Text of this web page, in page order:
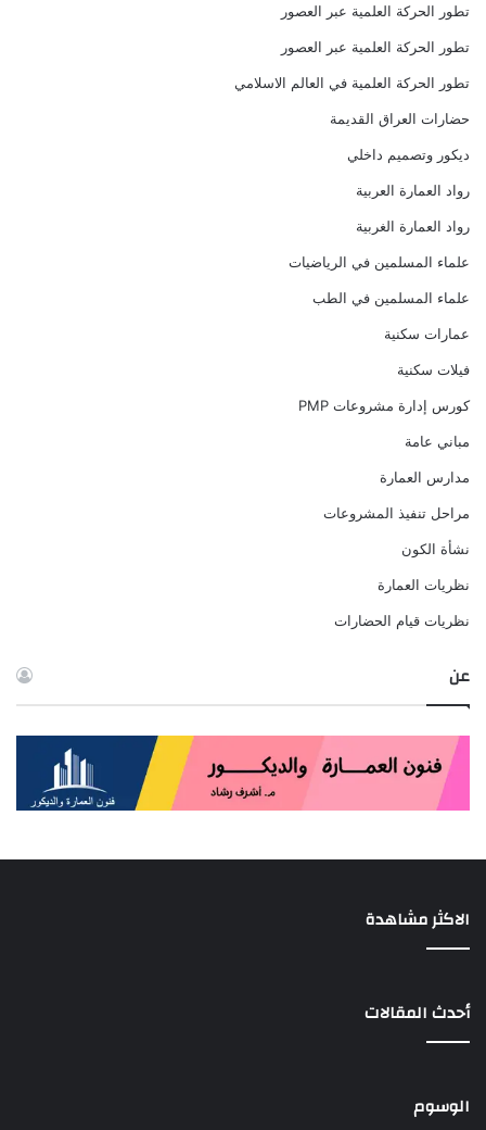
تطور الحركة العلمية عبر العصور
تطور الحركة العلمية عبر العصور
تطور الحركة العلمية في العالم الاسلامي
حضارات العراق القديمة
ديكور وتصميم داخلي
رواد العمارة العربية
رواد العمارة الغربية
علماء المسلمين في الرياضيات
علماء المسلمين في الطب
عمارات سكنية
فيلات سكنية
كورس إدارة مشروعات PMP
مباني عامة
مدارس العمارة
مراحل تنفيذ المشروعات
نشأة الكون
نظريات العمارة
نظريات قيام الحضارات
عن
الاكثر مشاهدة
أحدث المقالات
الوسوم